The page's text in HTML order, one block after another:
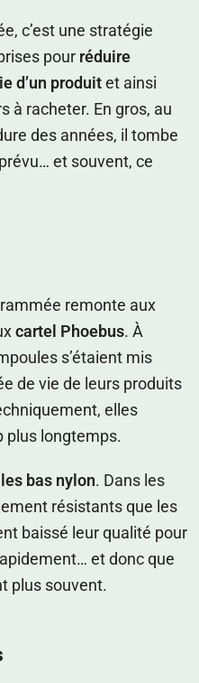
c’est une stratégie
pour réduire
d’un produit et ainsi
à racheter. En gros, au
des années, il tombe
et souvent, ce
remonte aux
cartel Phoebus. À
s’étaient mis
de vie de leurs produits
elles
plus longtemps.
les bas nylon. Dans les
résistants que les
baissé leur qualité pour
et donc que
plus souvent.